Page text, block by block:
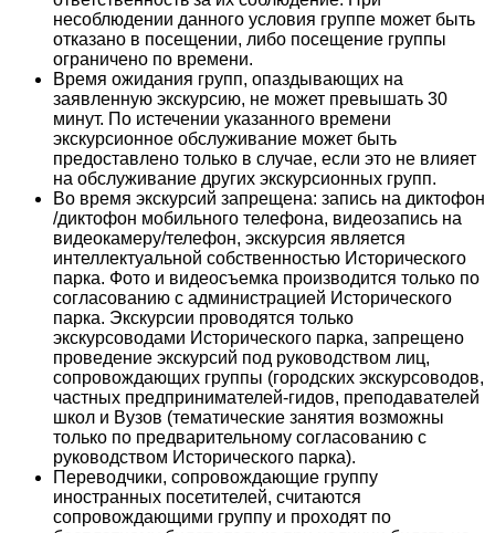
несоблюдении данного условия группе может быть
отказано в посещении, либо посещение группы
ограничено по времени.
Время ожидания групп, опаздывающих на
заявленную экскурсию, не может превышать 30
минут. По истечении указанного времени
экскурсионное обслуживание может быть
предоставлено только в случае, если это не влияет
на обслуживание других экскурсионных групп.
Во время экскурсий запрещена: запись на диктофон
/диктофон мобильного телефона, видеозапись на
видеокамеру/телефон, экскурсия является
интеллектуальной собственностью Исторического
парка. Фото и видеосъемка производится только по
согласованию с администрацией Исторического
парка. Экскурсии проводятся только
экскурсоводами Исторического парка, запрещено
проведение экскурсий под руководством лиц,
сопровождающих группы (городских экскурсоводов,
частных предпринимателей-гидов, преподавателей
школ и Вузов (тематические занятия возможны
только по предварительному согласованию с
руководством Исторического парка).
Переводчики, сопровождающие группу
иностранных посетителей, считаются
сопровождающими группу и проходят по